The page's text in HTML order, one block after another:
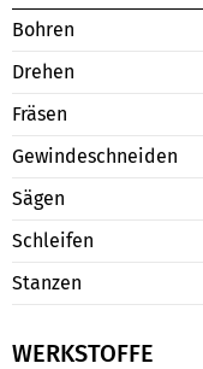
Bohren
Drehen
Fräsen
Gewindeschneiden
Sägen
Schleifen
Stanzen
WERKSTOFFE